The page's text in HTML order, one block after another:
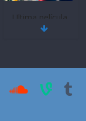
Brand New
Day’ pone en